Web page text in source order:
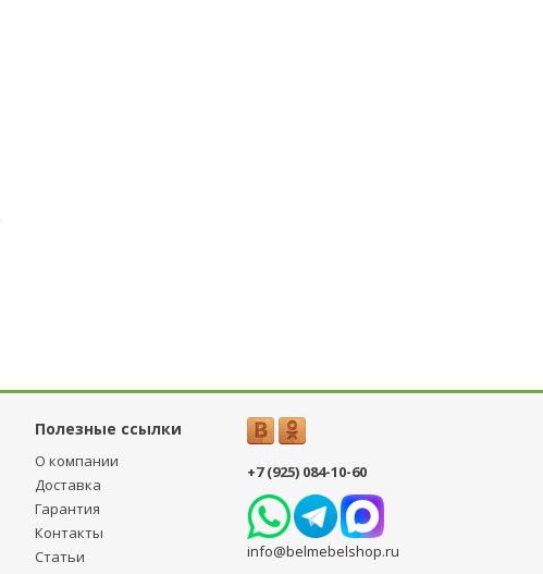
Полезные ссылки
О компании
Доставка
Гарантия
Контакты
Статьи
+7 (925) 084-10-60
info@belmebelshop.ru